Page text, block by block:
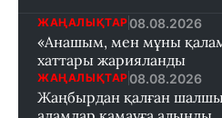
ЖАҢАЛЫҚТАР 08.08.2026
«Анашым, мен мұны
хаттары жарияланды
ЖАҢАЛЫҚТАР 08.08.2026
Жаңбырдан қалған